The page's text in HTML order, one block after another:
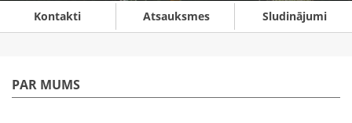
Kontakti Atsauksmes Sludinājumi
PAR MUMS